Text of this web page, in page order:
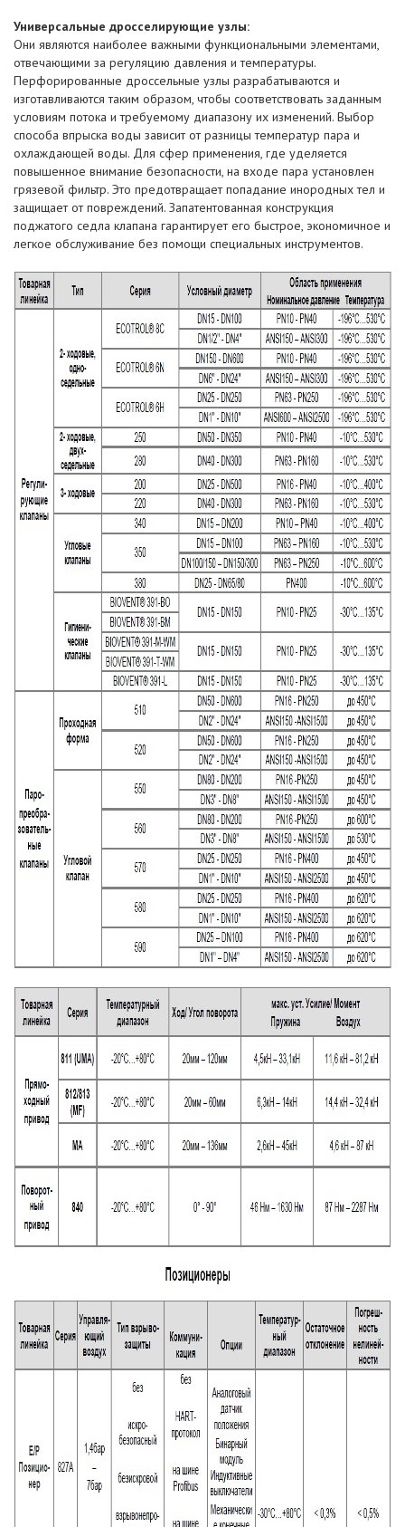
Универсальные дросселирующие узлы:
Они являются наиболее важными функциональными элементами,
отвечающими за регуляцию давления и температуры.
Перфорированные дроссельные узлы разрабатываются и
изготавливаются таким образом, чтобы соответствовать заданным
условиям потока и требуемому диапазону их изменений. Выбор
способа впрыска воды зависит от разницы температур пара и
охлаждающей воды. Для сфер применения, где уделяется
повышенное внимание безопасности, на входе пара установлен
грязевой фильтр. Это предотвращает попадание инородных тел и
защищает от повреждений. Запатентованная конструкция
поджатого седла клапана гарантирует его быстрое, экономичное и
легкое обслуживание без помощи специальных инструментов.